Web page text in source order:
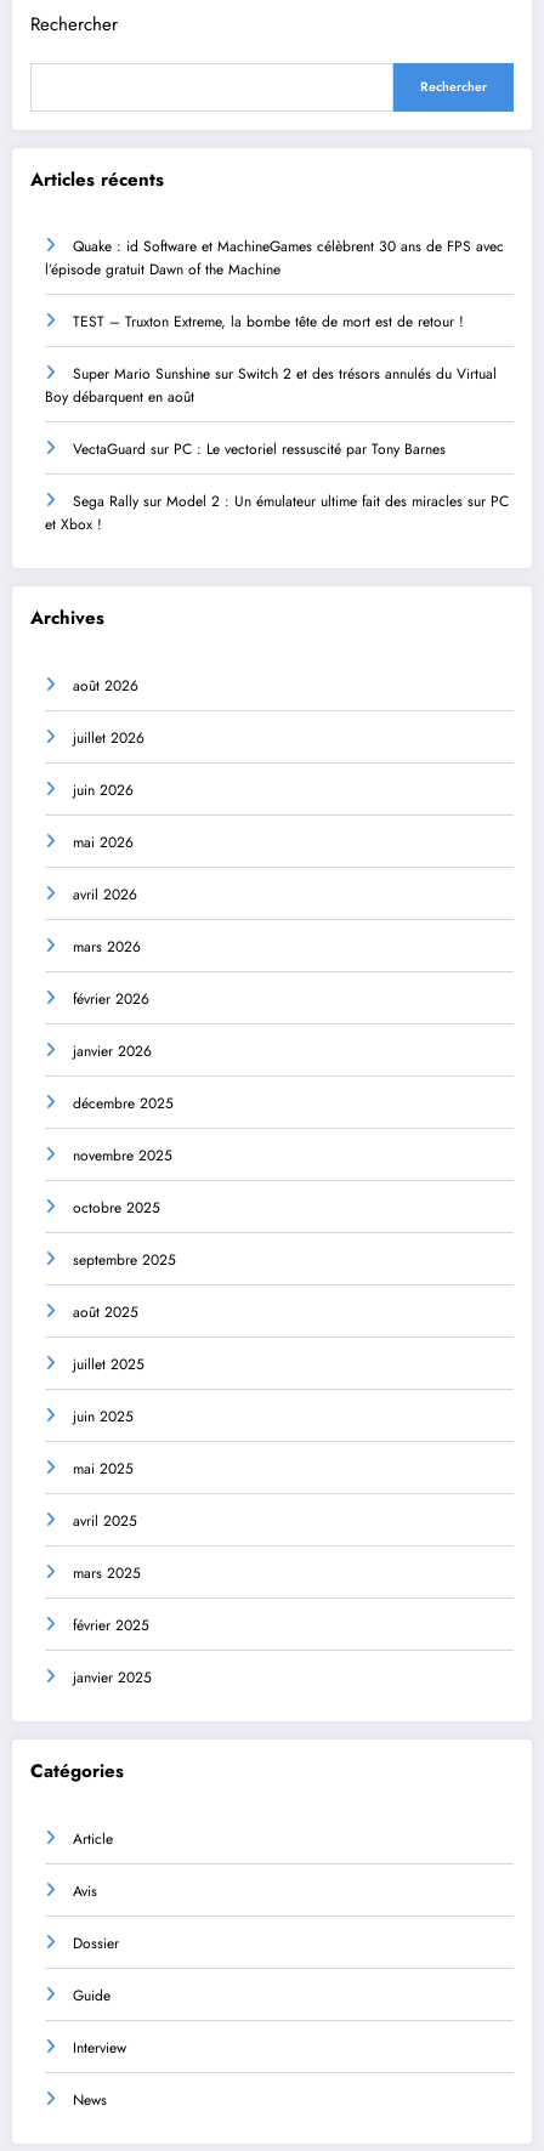
Rechercher
Rechercher
Articles récents
Quake : id Software et MachineGames célèbrent 30 ans de FPS avec
l’épisode gratuit Dawn of the Machine
TEST – Truxton Extreme, la bombe tête de mort est de retour !
Super Mario Sunshine sur Switch 2 et des trésors annulés du Virtual
Boy débarquent en août
VectaGuard sur PC : Le vectoriel ressuscité par Tony Barnes
Sega Rally sur Model 2 : Un émulateur ultime fait des miracles sur PC
et Xbox !
Archives
août 2026
juillet 2026
juin 2026
mai 2026
avril 2026
mars 2026
février 2026
janvier 2026
décembre 2025
novembre 2025
octobre 2025
septembre 2025
août 2025
juillet 2025
juin 2025
mai 2025
avril 2025
mars 2025
février 2025
janvier 2025
Catégories
Article
Avis
Dossier
Guide
Interview
News